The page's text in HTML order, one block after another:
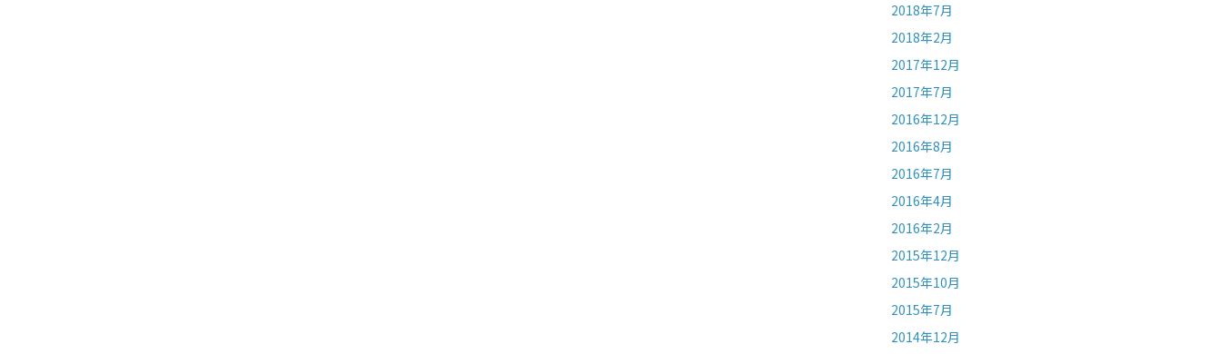
2018年7月
2018年2月
2017年12月
2017年7月
2016年12月
2016年8月
2016年7月
2016年4月
2016年2月
2015年12月
2015年10月
2015年7月
2014年12月